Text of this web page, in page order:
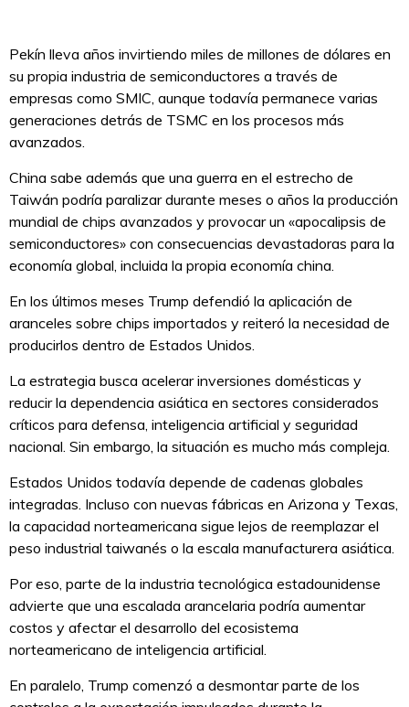
Pekín lleva años invirtiendo miles de millones de dólares en
su propia industria de semiconductores a través de
empresas como SMIC, aunque todavía permanece varias
generaciones detrás de TSMC en los procesos más
avanzados.
China sabe además que una guerra en el estrecho de
Taiwán podría paralizar durante meses o años la producción
mundial de chips avanzados y provocar un «apocalipsis de
semiconductores» con consecuencias devastadoras para la
economía global, incluida la propia economía china.
En los últimos meses Trump defendió la aplicación de
aranceles sobre chips importados y reiteró la necesidad de
producirlos dentro de Estados Unidos.
La estrategia busca acelerar inversiones domésticas y
reducir la dependencia asiática en sectores considerados
críticos para defensa, inteligencia artificial y seguridad
nacional. Sin embargo, la situación es mucho más compleja.
Estados Unidos todavía depende de cadenas globales
integradas. Incluso con nuevas fábricas en Arizona y Texas,
la capacidad norteamericana sigue lejos de reemplazar el
peso industrial taiwanés o la escala manufacturera asiática.
Por eso, parte de la industria tecnológica estadounidense
advierte que una escalada arancelaria podría aumentar
costos y afectar el desarrollo del ecosistema
norteamericano de inteligencia artificial.
En paralelo, Trump comenzó a desmontar parte de los